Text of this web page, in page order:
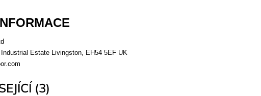
Estate Livingston, EH54 5EF UK
(3)